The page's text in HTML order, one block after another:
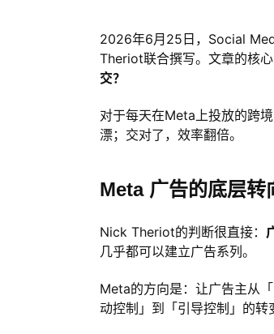
2026年6月25日，Social
Theriot联合撰写。文章的核心
交？
对于每天在Meta上投放的跨
漂；交对了，效率翻倍。
Meta 广告的底层转
Nick Theriot的判断很直接：
几乎都可以建立广告系列。
Meta的方向是：让广告主从
动控制」到「引导控制」的转